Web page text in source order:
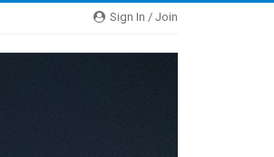
Sign In / Join